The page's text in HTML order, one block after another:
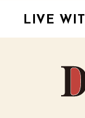
LIVE